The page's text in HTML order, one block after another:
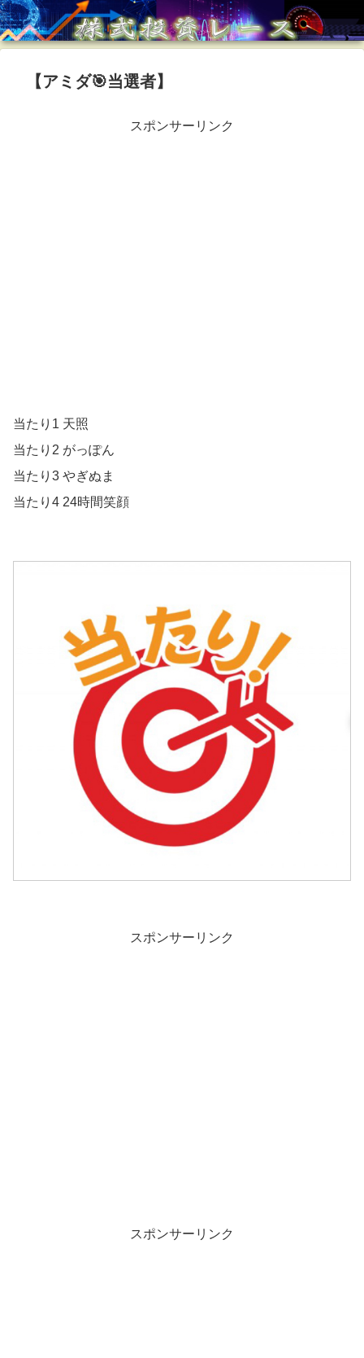
【アミダ🎯当選者】
スポンサーリンク
当たり1 天照
当たり2 がっぽん
当たり3 やぎぬま
当たり4 24時間笑顔
スポンサーリンク
スポンサーリンク